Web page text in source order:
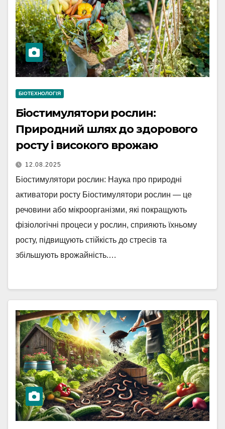
БІОТЕХНОЛОГІЯ
Біостимулятори рослин:
Природний шлях до здорового
росту і високого врожаю
12.08.2025
Біостимулятори рослин: Наука про природні
активатори росту Біостимулятори рослин — це
речовини або мікроорганізми, які покращують
фізіологічні процеси у рослин, сприяють їхньому
росту, підвищують стійкість до стресів та
збільшують врожайність.…